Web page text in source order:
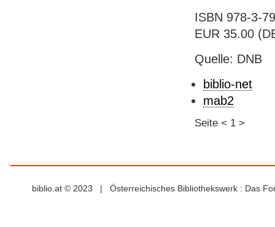
ISBN 978-3-
EUR 35.00
Quelle: DNB
biblio-net
mab2
Seite < 1 >
biblio.at © 2023 | Österreichisches Bibliothekswerk : Das